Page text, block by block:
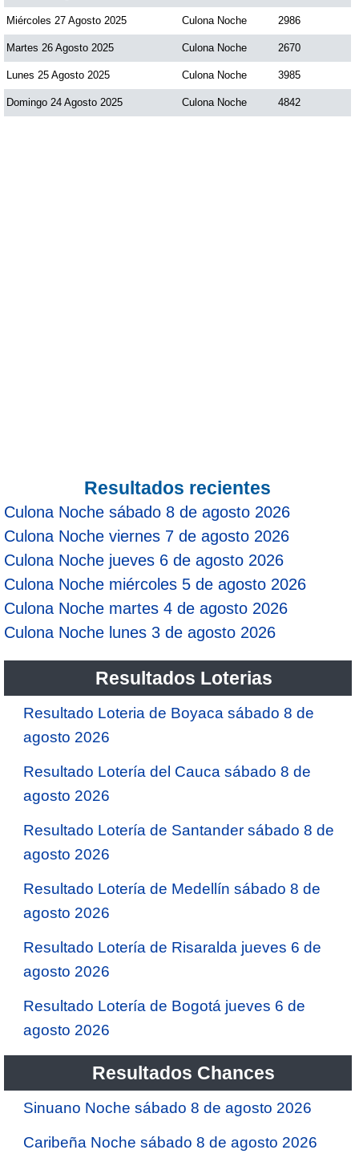
Pick 4 Noche
Pijao de Oro
Miércoles 27 Agosto 2025 Culona Noche 2986
Martes 26 Agosto 2025 Culona Noche 2670
Lunes 25 Agosto 2025 Culona Noche 3985
Domingo 24 Agosto 2025 Culona Noche 4842
Resultados recientes
Culona Noche sábado 8 de agosto 2026
Culona Noche viernes 7 de agosto 2026
Culona Noche jueves 6 de agosto 2026
Culona Noche miércoles 5 de agosto 2026
Culona Noche martes 4 de agosto 2026
Culona Noche lunes 3 de agosto 2026
Resultados Loterias
Resultado Loteria de Boyaca sábado 8 de
agosto 2026
Resultado Lotería del Cauca sábado 8 de
agosto 2026
Resultado Lotería de Santander sábado 8 de
agosto 2026
Resultado Lotería de Medellín sábado 8 de
agosto 2026
Resultado Lotería de Risaralda jueves 6 de
agosto 2026
Resultado Lotería de Bogotá jueves 6 de
agosto 2026
Resultados Chances
Sinuano Noche sábado 8 de agosto 2026
Caribeña Noche sábado 8 de agosto 2026